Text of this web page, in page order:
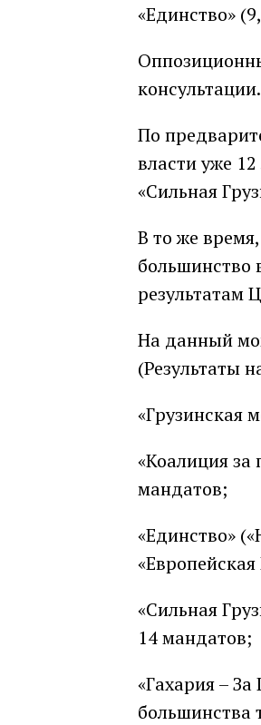
«Единство»
По
власти уже
«Сильная
В то же
большинство
результатам
На данный
(Результаты
«Грузинская
«Коалиция
мандатов;
«Единство»
«Сильная
14 мандатов;
«Гахария –
большинства